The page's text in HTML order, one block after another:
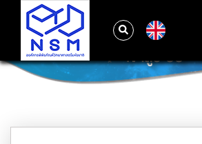
เข้าสู่ระบบ